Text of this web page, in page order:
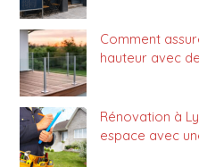
Comment
hauteur avec
Rénovation à
espace avec